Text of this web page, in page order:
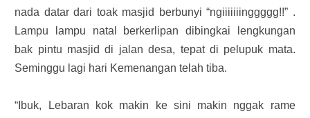
nada datar dari toak masjid berbunyi “ngiiiiiiinggggg!!” .
Lampu lampu natal berkerlipan dibingkai lengkungan
bak pintu masjid di jalan desa, tepat di pelupuk mata.
Seminggu lagi hari Kemenangan telah tiba.
“Ibuk, Lebaran kok makin ke sini makin nggak rame